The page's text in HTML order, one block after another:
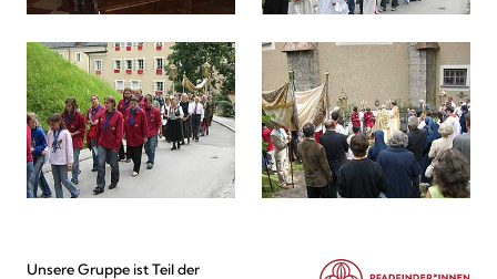
Unsere Gruppe ist Teil der